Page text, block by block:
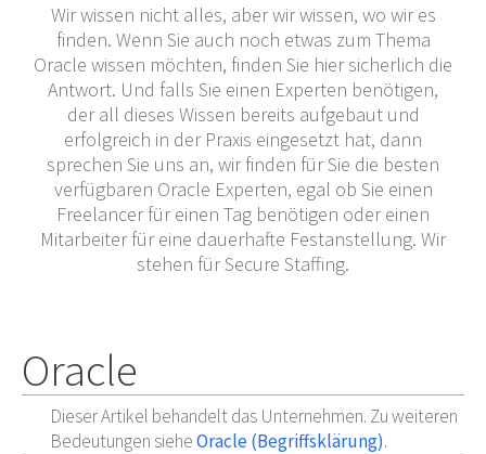
Wir wissen nicht alles, aber wir wissen, wo wir es
finden. Wenn Sie auch noch etwas zum Thema
Oracle wissen möchten, finden Sie hier sicherlich die
Antwort. Und falls Sie einen Experten benötigen,
der all dieses Wissen bereits aufgebaut und
erfolgreich in der Praxis eingesetzt hat, dann
sprechen Sie uns an, wir finden für Sie die besten
verfügbaren Oracle Experten, egal ob Sie einen
Freelancer für einen Tag benötigen oder einen
Mitarbeiter für eine dauerhafte Festanstellung. Wir
stehen für Secure Staffing.
Oracle
Dieser Artikel behandelt das Unternehmen. Zu weiteren
Bedeutungen sieheOracle (Begriffsklärung).